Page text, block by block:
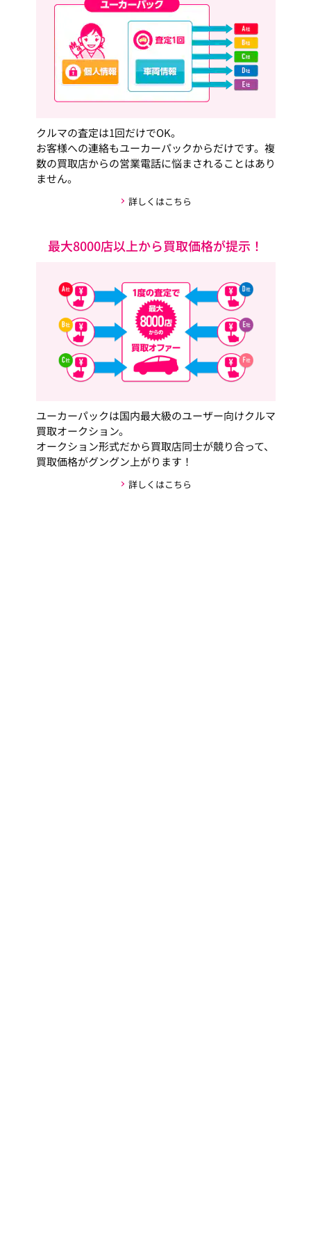
クルマの査定は1回だけでOK。
お客様への連絡もユーカーパックからだけです。複
数の買取店からの営業電話に悩まされることはあり
ません。
詳しくはこちら
最大8000店以上から買取価格が提示！
ユーカーパックは国内最大級のユーザー向けクルマ
買取オークション。
オークション形式だから買取店同士が競り合って、
買取価格がグングン上がります！
詳しくはこちら